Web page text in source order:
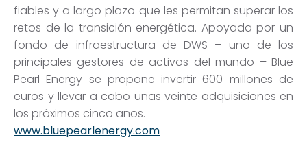
fiables y a largo plazo que les permitan superar los
retos de la transición energética. Apoyada por un
fondo de infraestructura de DWS – uno de los
principales gestores de activos del mundo – Blue
Pearl Energy se propone invertir 600 millones de
euros y llevar a cabo unas veinte adquisiciones en
los próximos cinco años.
www.bluepearlenergy.com